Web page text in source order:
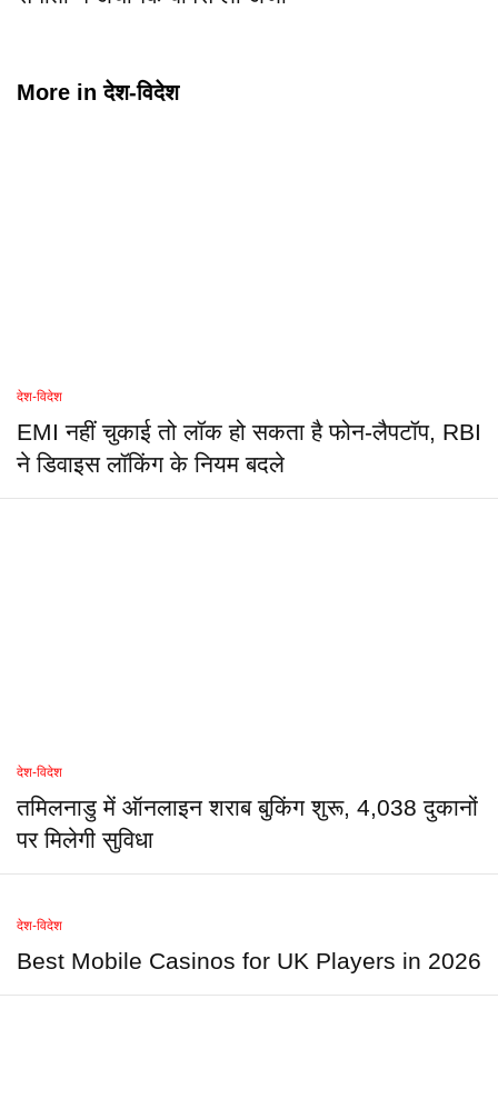
More inदेश-विदेश
देश-विदेश
EMI नहीं चुकाई तो लॉक हो सकता है फोन-लैपटॉप, RBI
ने डिवाइस लॉकिंग के नियम बदले
देश-विदेश
तमिलनाडु में ऑनलाइन शराब बुकिंग शुरू, 4,038 दुकानों
पर मिलेगी सुविधा
देश-विदेश
Best Mobile Casinos for UK Players in 2026